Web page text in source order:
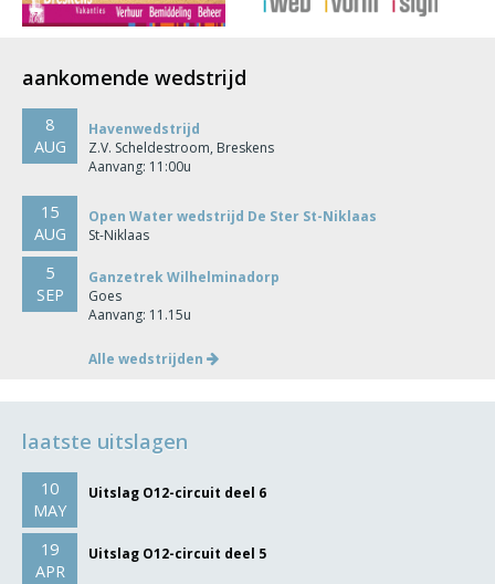
aankomende wedstrijd
8
AUG
Havenwedstrijd
Z.V. Scheldestroom, Breskens
Aanvang: 11:00u
15
AUG
Open Water wedstrijd De Ster St-Niklaas
St-Niklaas
5
SEP
Ganzetrek Wilhelminadorp
Goes
Aanvang: 11.15u
Alle wedstrijden
laatste uitslagen
10
MAY
Uitslag O12-circuit deel 6
19
APR
Uitslag O12-circuit deel 5